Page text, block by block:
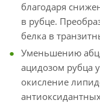
благодаря
в рубце.
белка в
Уменьшению
ацидозом рубца
окисление